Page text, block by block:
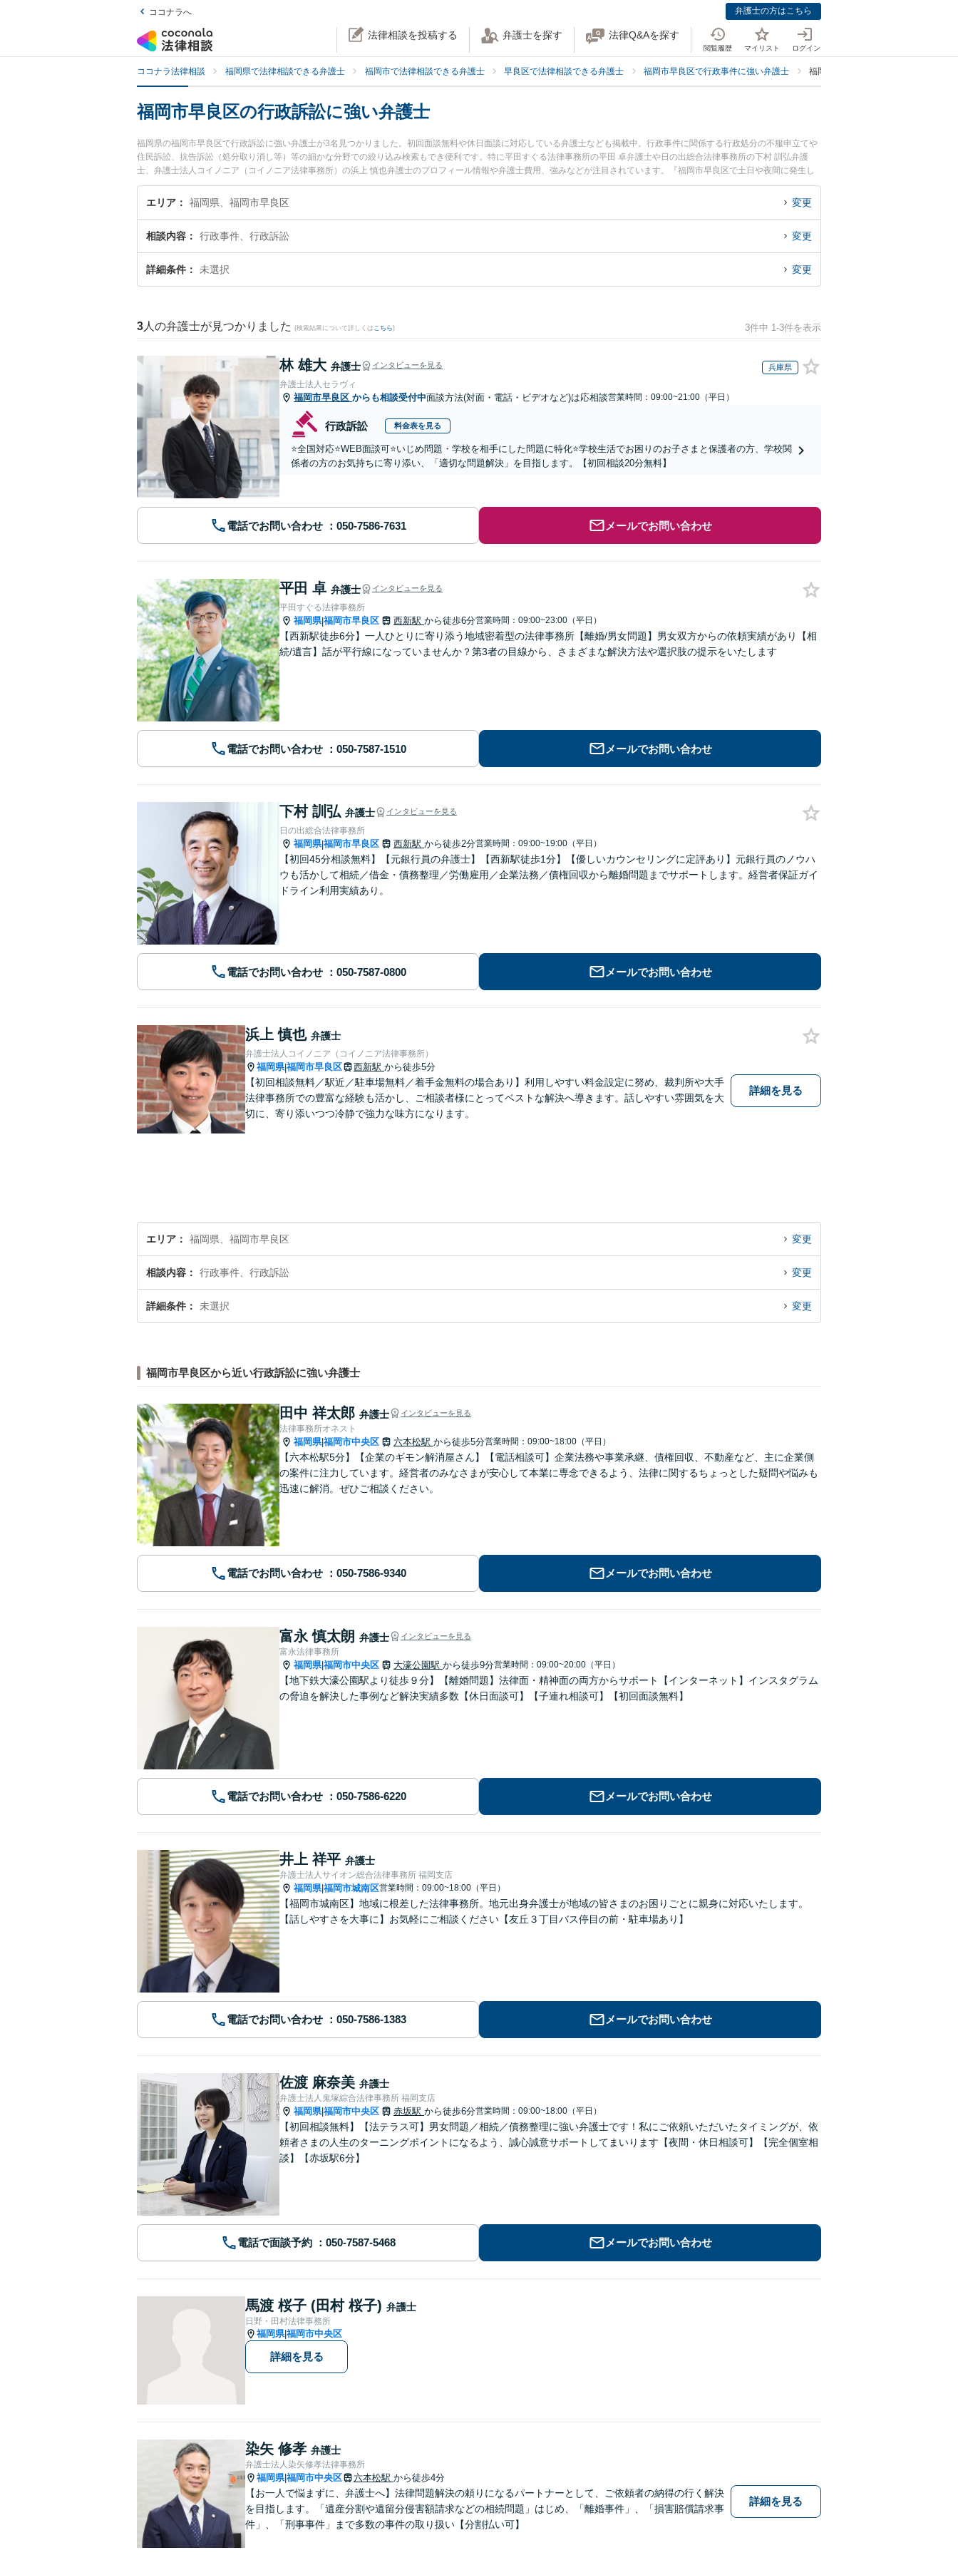
ココナラへ 弁護士の方はこちら
法律相談を投稿する 弁護士を探す 法律Q&Aを探す
閲覧履歴 マイリスト ログイン
ココナラ法律相談 福岡県で法律相談できる弁護士 福岡市で法律相談できる弁護士 早良区で法律相談できる弁護士 福岡市早良区で行政事件に強い弁護士 福岡市早良区で行政訴訟に強い弁護士
福岡市早良区の行政訴訟に強い弁護士
福岡県の福岡市早良区で行政訴訟に強い弁護士が3名見つかりました。初回面談無料や休日面談に対応している弁護士なども掲載中。行政事件に関係する行政処分の不服申立てや
住民訴訟、抗告訴訟（処分取り消し等）等の細かな分野での絞り込み検索もでき便利です。特に平田すぐる法律事務所の平田 卓弁護士や日の出総合法律事務所の下村 訓弘弁護
士、弁護士法人コイノニア（コイノニア法律事務所）の浜上 慎也弁護士のプロフィール情報や弁護士費用、強みなどが注目されています。『福岡市早良区で土日や夜間に発生し
た行政訴訟のトラブルを今すぐに弁護士に相談したい』『行政訴訟のトラブル解決の実績豊富な近くの弁護士を検索したい』『初回相談無料で行政訴訟を法律相談できる福岡市早
良区内の弁護士に相談予約したい』などでお困りの相談者さんにおすすめです。
エリア 福岡県、福岡市早良区 変更
相談内容 行政事件、行政訴訟 変更
詳細条件 未選択 変更
3 人の弁護士が見つかりました (検索結果について詳しくは こちら) 3件中 1-3件を表示
林 雄大 弁護士 インタビューを見る 兵庫県
弁護士法人セラヴィ
福岡市早良区 からも相談受付中面談方法(対面・電話・ビデオなど)は応相談営業時間：09:00~21:00（平日）
行政訴訟 料金表を見る
⭐️全国対応⭐️WEB面談可⭐️いじめ問題・学校を相手にした問題に特化⭐️学校生活でお困りのお子さまと保護者の方、学校関
係者の方のお気持ちに寄り添い、「適切な問題解決」を目指します。【初回相談20分無料】
電話でお問い合わせ メールでお問い合わせ
平田 卓 弁護士 インタビューを見る
平田すぐる法律事務所
福岡県|福岡市早良区 西新駅 から徒歩6分営業時間：09:00~23:00（平日）
【西新駅徒歩6分】一人ひとりに寄り添う地域密着型の法律事務所【離婚/男女問題】男女双方からの依頼実績があり【相
続/遺言】話が平行線になっていませんか？第3者の目線から、さまざまな解決方法や選択肢の提示をいたします
電話でお問い合わせ メールでお問い合わせ
下村 訓弘 弁護士 インタビューを見る
日の出総合法律事務所
福岡県|福岡市早良区 西新駅 から徒歩2分営業時間：09:00~19:00（平日）
【初回45分相談無料】【元銀行員の弁護士】【西新駅徒歩1分】【優しいカウンセリングに定評あり】元銀行員のノウハ
ウも活かして相続／借金・債務整理／労働雇用／企業法務／債権回収から離婚問題までサポートします。経営者保証ガイ
ドライン利用実績あり。
電話でお問い合わせ メールでお問い合わせ
浜上 慎也 弁護士
弁護士法人コイノニア（コイノニア法律事務所）
福岡県|福岡市早良区 西新駅 から徒歩5分
【初回相談無料／駅近／駐車場無料／着手金無料の場合あり】利用しやすい料金設定に努め、裁判所や大手
法律事務所での豊富な経験も活かし、ご相談者様にとってベストな解決へ導きます。話しやすい雰囲気を大
切に、寄り添いつつ冷静で強力な味方になります。
詳細を見る
エリア 福岡県、福岡市早良区 変更
相談内容 行政事件、行政訴訟 変更
詳細条件 未選択 変更
福岡市早良区から近い行政訴訟に強い弁護士
田中 祥太郎 弁護士 インタビューを見る
法律事務所オネスト
福岡県|福岡市中央区 六本松駅 から徒歩5分営業時間：09:00~18:00（平日）
【六本松駅5分】【企業のギモン解消屋さん】【電話相談可】企業法務や事業承継、債権回収、不動産など、主に企業側
の案件に注力しています。経営者のみなさまが安心して本業に専念できるよう、法律に関するちょっとした疑問や悩みも
迅速に解消。ぜひご相談ください。
電話でお問い合わせ メールでお問い合わせ
富永 慎太朗 弁護士 インタビューを見る
富永法律事務所
福岡県|福岡市中央区 大濠公園駅 から徒歩9分営業時間：09:00~20:00（平日）
【地下鉄大濠公園駅より徒歩９分】【離婚問題】法律面・精神面の両方からサポート【インターネット】インスタグラム
の脅迫を解決した事例など解決実績多数【休日面談可】【子連れ相談可】【初回面談無料】
電話でお問い合わせ メールでお問い合わせ
井上 祥平 弁護士
弁護士法人サイオン総合法律事務所 福岡支店
福岡県|福岡市城南区営業時間：09:00~18:00（平日）
【福岡市城南区】地域に根差した法律事務所。地元出身弁護士が地域の皆さまのお困りごとに親身に対応いたします。
【話しやすさを大事に】お気軽にご相談ください【友丘３丁目バス停目の前・駐車場あり】
電話でお問い合わせ メールでお問い合わせ
佐渡 麻奈美 弁護士
弁護士法人鬼塚綜合法律事務所 福岡支店
福岡県|福岡市中央区 赤坂駅 から徒歩6分営業時間：09:00~18:00（平日）
【初回相談無料】【法テラス可】男女問題／相続／債務整理に強い弁護士です！私にご依頼いただいたタイミングが、依
頼者さまの人生のターニングポイントになるよう、誠心誠意サポートしてまいります【夜間・休日相談可】【完全個室相
談】【赤坂駅6分】
電話で面談予約 メールでお問い合わせ
馬渡 桜子 (田村 桜子) 弁護士
日野・田村法律事務所
福岡県|福岡市中央区
詳細を見る
染矢 修孝 弁護士
弁護士法人染矢修孝法律事務所
福岡県|福岡市中央区 六本松駅 から徒歩4分
【お一人で悩まずに、弁護士へ】法律問題解決の頼りになるパートナーとして、ご依頼者の納得の行く解決
を目指します。「遺産分割や遺留分侵害額請求などの相続問題」はじめ、「離婚事件」、「損害賠償請求事
件」、「刑事事件」まで多数の事件の取り扱い【分割払い可】
詳細を見る